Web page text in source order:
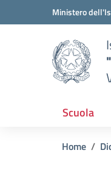
Vai ai contenuti
Vai al menu di navigazione
Ministero
Scuola
Home